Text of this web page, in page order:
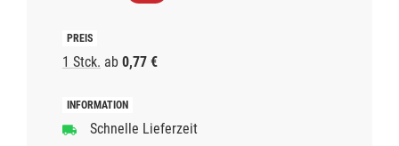
1 Stck. ab 0,77 €
Schnelle Lieferzeit